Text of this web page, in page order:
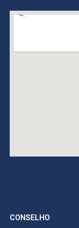
CONSELHO